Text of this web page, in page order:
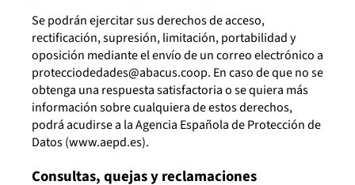
Se podrán ejercitar sus derechos de acceso,
rectificación, supresión, limitación, portabilidad y
oposición mediante el envío de un correo electrónico a
protecciodedades@abacus.coop. En caso de que no se
obtenga una respuesta satisfactoria o se quiera más
información sobre cualquiera de estos derechos,
podrá acudirse a la Agencia Española de Protección de
Datos (www.aepd.es).
Consultas, quejas y reclamaciones